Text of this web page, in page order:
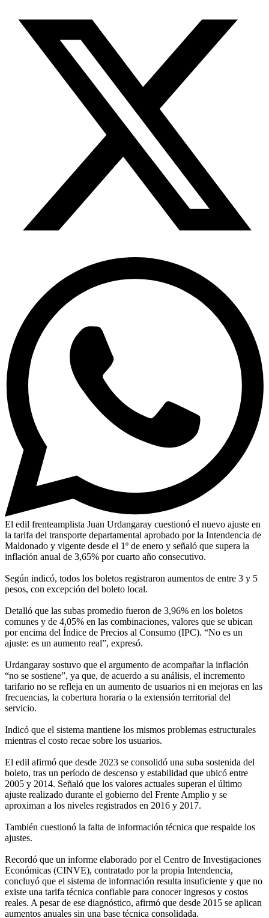
El edil frenteamplista Juan Urdangaray cuestionó el nuevo ajuste en
la tarifa del transporte departamental aprobado por la Intendencia de
Maldonado y vigente desde el 1º de enero y señaló que supera la
inflación anual de 3,65% por cuarto año consecutivo.
Según indicó, todos los boletos registraron aumentos de entre 3 y 5
pesos, con excepción del boleto local.
Detalló que las subas promedio fueron de 3,96% en los boletos
comunes y de 4,05% en las combinaciones, valores que se ubican
por encima del Índice de Precios al Consumo (IPC). “No es un
ajuste: es un aumento real”, expresó.
Urdangaray sostuvo que el argumento de acompañar la inflación
“no se sostiene”, ya que, de acuerdo a su análisis, el incremento
tarifario no se refleja en un aumento de usuarios ni en mejoras en las
frecuencias, la cobertura horaria o la extensión territorial del
servicio.
Indicó que el sistema mantiene los mismos problemas estructurales
mientras el costo recae sobre los usuarios.
El edil afirmó que desde 2023 se consolidó una suba sostenida del
boleto, tras un período de descenso y estabilidad que ubicó entre
2005 y 2014. Señaló que los valores actuales superan el último
ajuste realizado durante el gobierno del Frente Amplio y se
aproximan a los niveles registrados en 2016 y 2017.
También cuestionó la falta de información técnica que respalde los
ajustes.
Recordó que un informe elaborado por el Centro de Investigaciones
Económicas (CINVE), contratado por la propia Intendencia,
concluyó que el sistema de información resulta insuficiente y que no
existe una tarifa técnica confiable para conocer ingresos y costos
reales. A pesar de ese diagnóstico, afirmó que desde 2015 se aplican
aumentos anuales sin una base técnica consolidada.